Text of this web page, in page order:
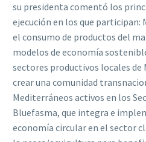
su presidenta comentó los
ejecución en los que participan:
el consumo de productos del
modelos de economía
sectores productivos locales
crear una comunidad
Mediterráneos activos en los
Bluefasma, que integra e
economía circular en el sector